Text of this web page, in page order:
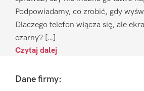
Podpowiadamy, co zrobić, gdy
Dlaczego telefon włącza się, ale
czarny? […]
Czytaj dalej
FooterDane firmy: